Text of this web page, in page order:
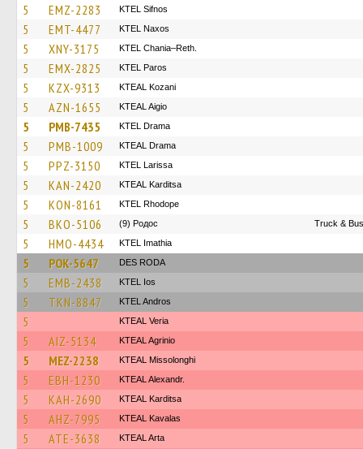
5 EMZ-2283 KTEL Sifnos
5 EMT-4477 KTEL Naxos
5 XNY-3175 KTEL Chania–Reth.
5 EMX-2825 KTEL Paros
5 KZX-9313 KTEAL Kozani
5 AZN-1655 KTEAL Aigio
5 PMB-7435 KTEL Drama
5 PMB-1009 KTEAL Drama
5 PPZ-3150 KTEL Larissa
5 KAN-2420 KTEAL Karditsa
5 KON-8161 KTEL Rhodope
5 BKO-5106 (9) Родос Truck &
5 HMO-4434 KTEL Imathia
5 POK-5647 DES RODA
5 EMB-2438 KTEL Ios
5 TKN-8847 KTEL Andros
5 KTEAL Veria
5 AIZ-5134 KTEAL Agrinio
5 MEZ-2238 KTEAL Missolonghi
5 EBH-1230 KTEAL Alexandr.
5 KAH-2690 KTEAL Karditsa
5 AHZ-7995 KTEAL Kavalas
5 ATE-3638 KTEAL Arta